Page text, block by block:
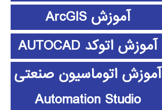
آموزش ArcGIS
آموزش اتوکد AUTOCAD
آموزش اتوماسیون صنعتی
Automation Studio